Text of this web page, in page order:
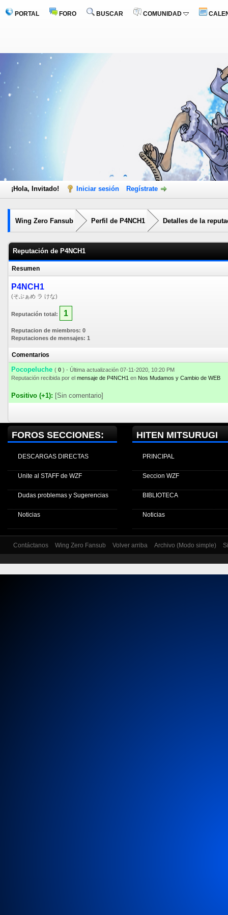
PORTAL FORO BUSCAR COMUNIDAD
¡Hola, Invitado! Iniciar sesión Regístrate
Wing Zero Fansub Perfil de P4NCH1 Detalles de la
Reputación de P4NCH1
Resumen
P4NCH1
(そぶぁめ ラ けな)
Reputación total: 1
Reputacion de miembros: 0
Reputaciones de mensajes: 1
Comentarios
Pocopeluche ( 0 ) - Última actualización 07-11-2020, 10:20 PM
Reputación recibida por el mensaje de P4NCH1 en Nos Mudamos y Cambio de WEB
Positivo (+1): [Sin comentario]
FOROS SECCIONES:
DESCARGAS DIRECTAS
Unite al STAFF de WZF
Dudas problemas y Sugerencias
Noticias
HITEN MITSURUGI
PRINCIPAL
Seccion WZF
BIBLIOTECA
Noticias
Contáctanos Wing Zero Fansub Volver arriba Archivo (Modo simple)